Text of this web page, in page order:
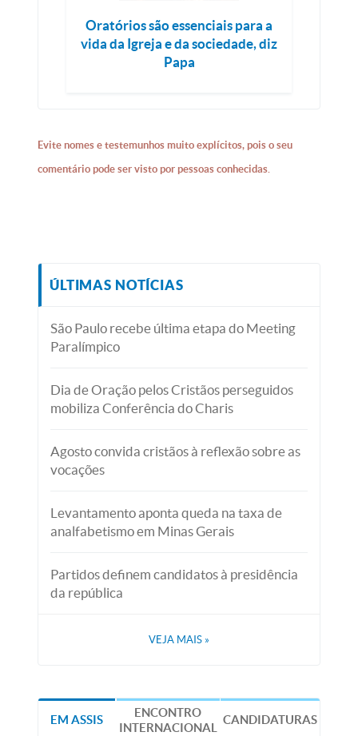
Oratórios são essenciais para a
vida da Igreja e da sociedade, diz
Papa
Evite nomes e testemunhos muito explícitos, pois o seu
comentário pode ser visto por pessoas conhecidas.
ÚLTIMAS NOTÍCIAS
São Paulo recebe última etapa do Meeting
Paralímpico
Dia de Oração pelos Cristãos perseguidos
mobiliza Conferência do Charis
Agosto convida cristãos à reflexão sobre as
vocações
Levantamento aponta queda na taxa de
analfabetismo em Minas Gerais
Partidos definem candidatos à presidência
da república
VEJA MAIS »
EM ASSIS
ENCONTRO
INTERNACIONAL
CANDIDATURAS